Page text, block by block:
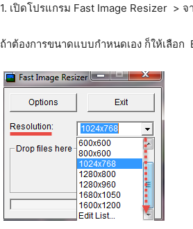
1. เปิดโปรแกรม Fast Image Resizer >
ถ้าต้องการขนาดแบบกำหนดเอง ก็ให้เลือก